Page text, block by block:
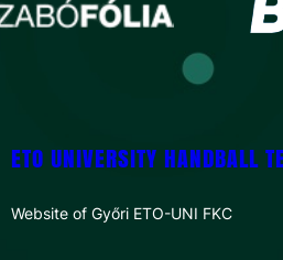
ETO UNIVERSITY HANDBALL
Website of Győri ETO-UNI FKC